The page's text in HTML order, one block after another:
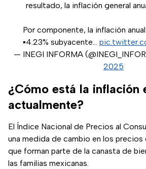
resultado, la inflación general
Por componente, la inflación
▪️4.23% subyacente…
— INEGI INFORMA
2025
¿Cómo está la inflación
actualmente?
El Índice Nacional de Precios al
una medida de cambio en los
que forman parte de la canasta de
las familias mexicanas.